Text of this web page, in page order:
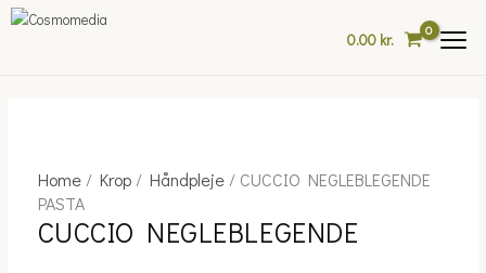
Skip
0.00 kr.
Home/ Krop/ Håndpleje/ CUCCIO NEGLEBLEGENDE
PASTA
CUCCIO NEGLEBLEGENDE
CUCCIO
NEGLEBLEGENDE
PASTA